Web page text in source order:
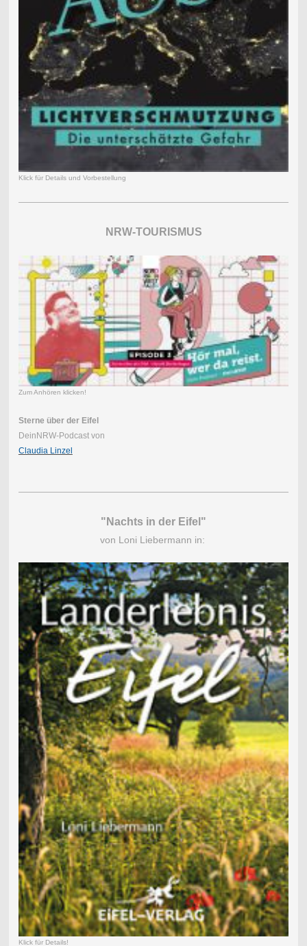
Klick für Details und Vorbestellung
NRW-TOURISMUS
Zum Anhören klicken!
Sterne über der Eifel
DeinNRW-Podcast von
Claudia Linzel
"Nachts in der Eifel"
von Loni Liebermann in:
Klick für Details!